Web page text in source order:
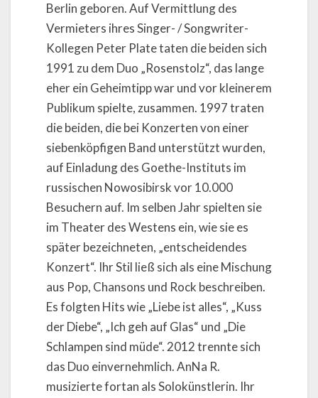
Berlin geboren. Auf Vermittlung des
Vermieters ihres Singer- / Songwriter-
Kollegen Peter Plate taten die beiden sich
1991 zu dem Duo „Rosenstolz“, das lange
eher ein Geheimtipp war und vor kleinerem
Publikum spielte, zusammen. 1997 traten
die beiden, die bei Konzerten von einer
siebenköpfigen Band unterstützt wurden,
auf Einladung des Goethe-Instituts im
russischen Nowosibirsk vor 10.000
Besuchern auf. Im selben Jahr spielten sie
im Theater des Westens ein, wie sie es
später bezeichneten, „entscheidendes
Konzert“. Ihr Stil ließ sich als eine Mischung
aus Pop, Chansons und Rock beschreiben.
Es folgten Hits wie „Liebe ist alles“, „Kuss
der Diebe“, „Ich geh auf Glas“ und „Die
Schlampen sind müde“. 2012 trennte sich
das Duo einvernehmlich. AnNa R.
musizierte fortan als Solokünstlerin. Ihr